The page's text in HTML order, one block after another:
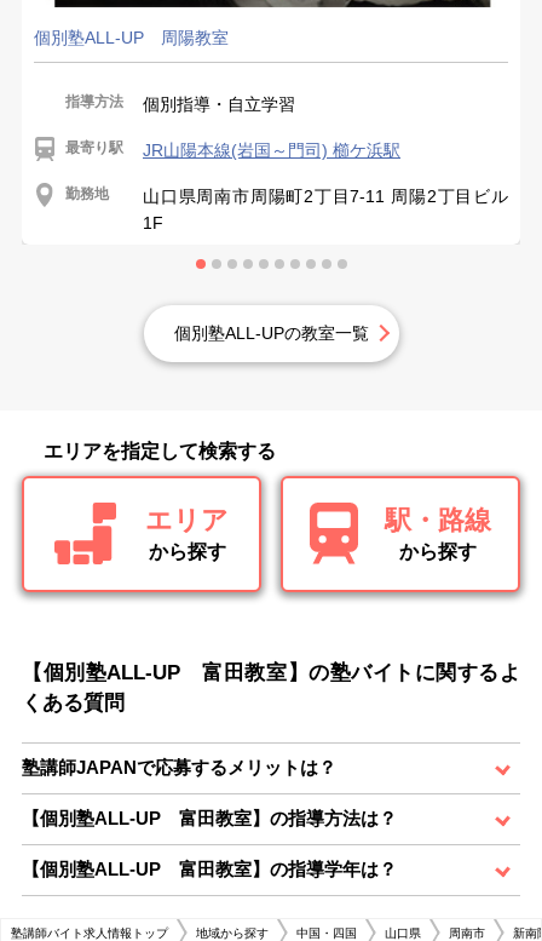
個別塾ALL-UP 周陽教室
指導方法 個別指導・自立学習
最寄り駅 JR山陽本線(岩国～門司) 櫛ケ浜駅
勤務地
山口県周南市周陽町2丁目7-11 周陽2丁目ビル
1F
個別塾ALL-UPの教室一覧
エリアを指定して検索する
エリア
から探す
駅・路線
から探す
【個別塾ALL-UP 富田教室】の塾バイトに関するよ
くある質問
塾講師JAPANで応募するメリットは？
【個別塾ALL-UP 富田教室】の指導方法は？
【個別塾ALL-UP 富田教室】の指導学年は？
塾講師バイト求人情報トップ 地域から探す 中国・四国 山口県 周南市 新南